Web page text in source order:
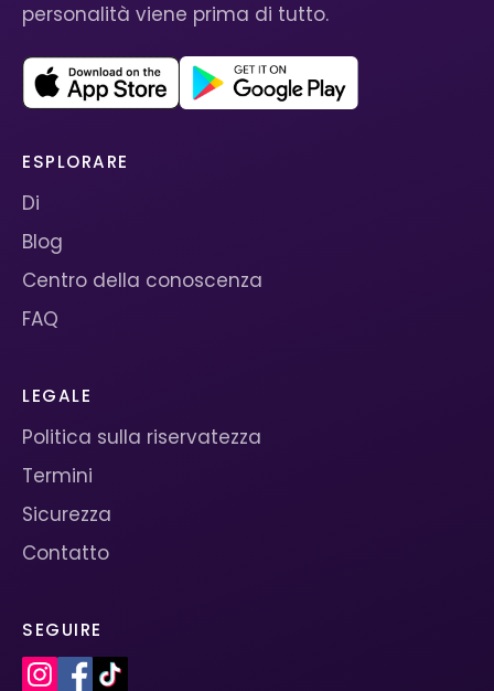
personalità viene prima di tutto.
ESPLORARE
Di
Blog
Centro della conoscenza
FAQ
LEGALE
Politica sulla riservatezza
Termini
Sicurezza
Contatto
SEGUIRE